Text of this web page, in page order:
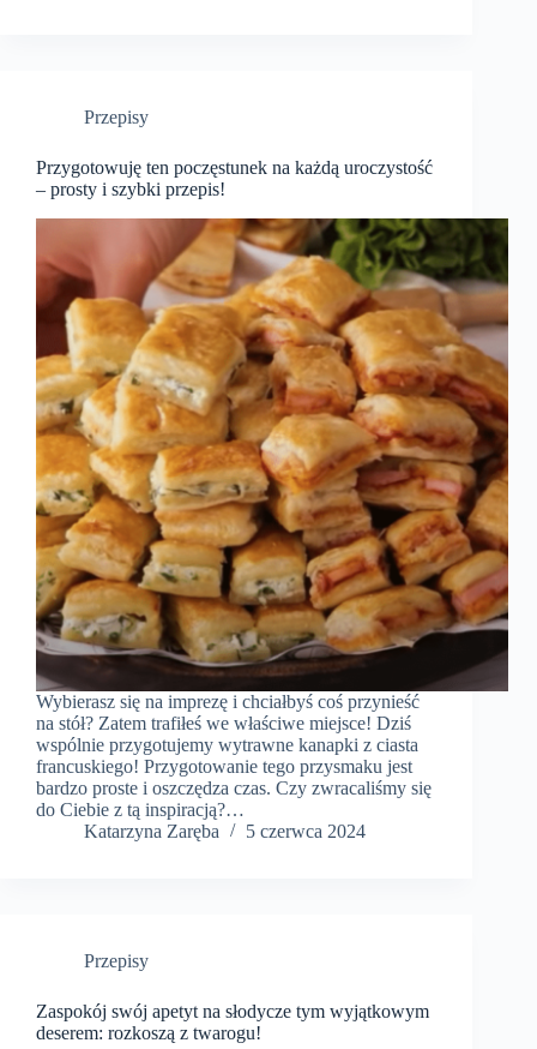
Przepisy
Przygotowuję ten poczęstunek na każdą uroczystość
– prosty i szybki przepis!
Wybierasz się na imprezę i chciałbyś coś przynieść
na stół? Zatem trafiłeś we właściwe miejsce! Dziś
wspólnie przygotujemy wytrawne kanapki z ciasta
francuskiego! Przygotowanie tego przysmaku jest
bardzo proste i oszczędza czas. Czy zwracaliśmy się
do Ciebie z tą inspiracją?…
Katarzyna Zaręba
5 czerwca 2024
Przepisy
Zaspokój swój apetyt na słodycze tym wyjątkowym
deserem: rozkoszą z twarogu!